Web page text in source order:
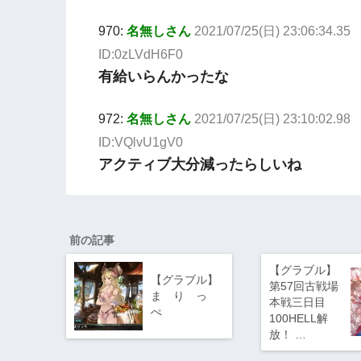
970: 名無しさん 2021/07/25(日) 23:06:34.35
ID:0zLVdH6F0
有給いらんかったな
972: 名無しさん 2021/07/25(日) 23:10:02.98
ID:VQlvU1gV0
アクティブ大分減ったらしいね
前の記事
【グラブル】
ま り っ
ぺ
【グラブル】
第57回古戦場
本戦三日目
100HELL解
放！ …